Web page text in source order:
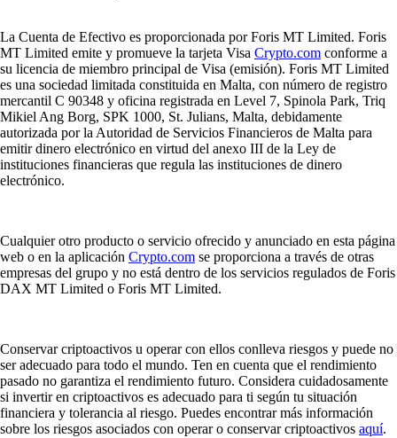
La Cuenta de Efectivo es proporcionada por Foris MT Limited. Foris
MT Limited emite y promueve la tarjeta Visa Crypto.com conforme a
su licencia de miembro principal de Visa (emisión). Foris MT Limited
es una sociedad limitada constituida en Malta, con número de registro
mercantil C 90348 y oficina registrada en Level 7, Spinola Park, Triq
Mikiel Ang Borg, SPK 1000, St. Julians, Malta, debidamente
autorizada por la Autoridad de Servicios Financieros de Malta para
emitir dinero electrónico en virtud del anexo III de la Ley de
instituciones financieras que regula las instituciones de dinero
electrónico.
Cualquier otro producto o servicio ofrecido y anunciado en esta página
web o en la aplicación Crypto.com se proporciona a través de otras
empresas del grupo y no está dentro de los servicios regulados de Foris
DAX MT Limited o Foris MT Limited.
Conservar criptoactivos u operar con ellos conlleva riesgos y puede no
ser adecuado para todo el mundo. Ten en cuenta que el rendimiento
pasado no garantiza el rendimiento futuro. Considera cuidadosamente
si invertir en criptoactivos es adecuado para ti según tu situación
financiera y tolerancia al riesgo. Puedes encontrar más información
sobre los riesgos asociados con operar o conservar criptoactivos aquí.